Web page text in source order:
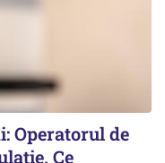
Operatorul de
Ce